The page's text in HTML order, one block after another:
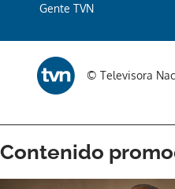
Gente TVN
© Televisora